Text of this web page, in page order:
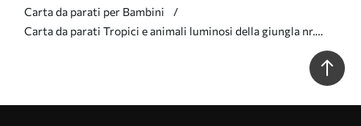
Carta da parati per Bambini
Carta da parati Tropici e animali luminosi della giungla nr.